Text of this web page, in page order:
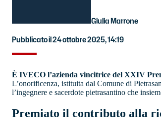
Giulia Marrone
Pubblicato il 24 ottobre 2025, 14:19
È IVECO l’azienda vincitrice del XXIV
L’onorificenza, istituita dal Comune di
l’ingegnere e sacerdote pietrasantino che
Premiato il contributo alla